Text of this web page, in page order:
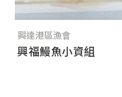
興達港區漁會
興福鰻魚小資組